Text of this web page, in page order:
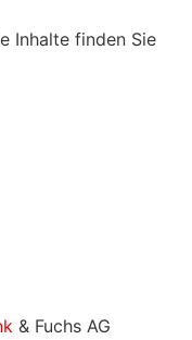
Inhalte finden Sie
& Fuchs AG